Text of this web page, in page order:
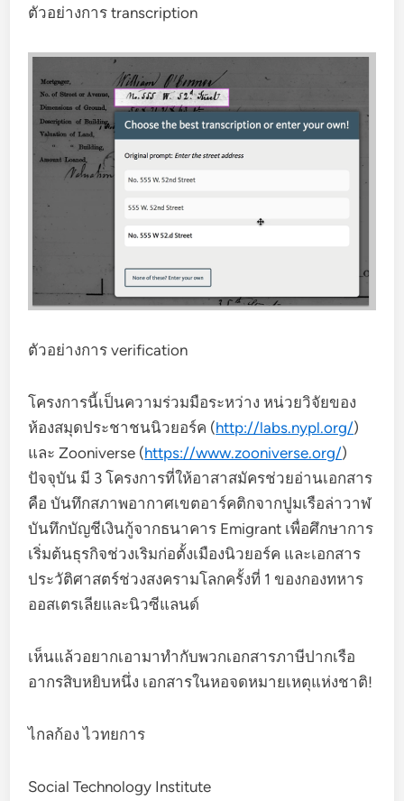
ตัวอย่างการ transcription
ตัวอย่างการ verification
โครงการนี้เป็นความร่วมมือระหว่าง หน่วยวิจัยของ
ห้องสมุดประชาชนนิวยอร์ค (http://labs.nypl.org/)
และ Zooniverse (https://www.zooniverse.org/)
ปัจจุบัน มี 3 โครงการที่ให้อาสาสมัครช่วยอ่านเอกสาร
คือ บันทึกสภาพอากาศเขตอาร์คติกจากปูมเรือล่าวาฬ
บันทึกบัญชีเงินกู้จากธนาคาร Emigrant เพื่อศึกษาการ
เริ่มต้นธุรกิจช่วงเริมก่อตั้งเมืองนิวยอร์ค และเอกสาร
ประวัติศาสตร์ช่วงสงครามโลกครั้งที่ 1 ของกองทหาร
ออสเตรเลียและนิวซีแลนด์
เห็นแล้วอยากเอามาทำกับพวกเอกสารภาษีปากเรือ
อากรสิบหยิบหนึ่ง เอกสารในหอจดหมายเหตุแห่งชาติ!
ไกลก้อง ไวทยการ
Social Technology Institute